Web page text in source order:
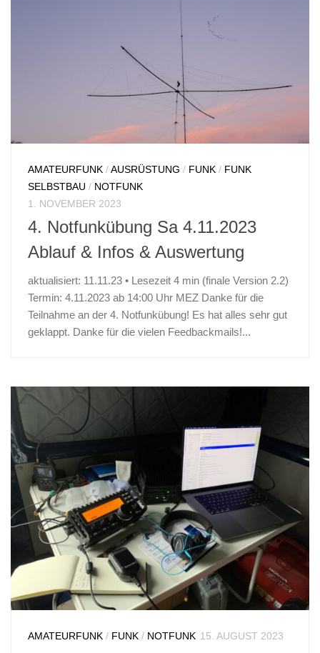
AMATEURFUNK /AUSRÜSTUNG / FUNK / FUNK
SELBSTBAU / NOTFUNK
1. NOVEMBER 2023
4. Notfunkübung Sa 4.11.2023
Ablauf & Infos & Auswertung
aktualisiert: 11.11.23 • Lesezeit 4 min (finale Version 2.2)
Termin: 4.11.2023 ab 14:00 Uhr MEZ Danke für die
Teilnahme an der 4. Notfunkübung! Es hat alles sehr gut
geklappt. Danke für die vielen Feedbackmails!...
AMATEURFUNK / FUNK / NOTFUNK 15. AUGUST 2023